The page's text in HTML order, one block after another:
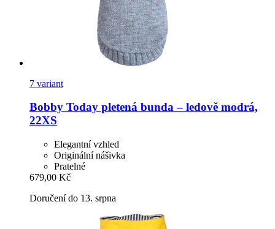
7 variant
Bobby Today pletená bunda – ledově modrá,
22XS
Elegantní vzhled
Originální nášivka
Pratelné
679,00 Kč
Doručení do 13. srpna